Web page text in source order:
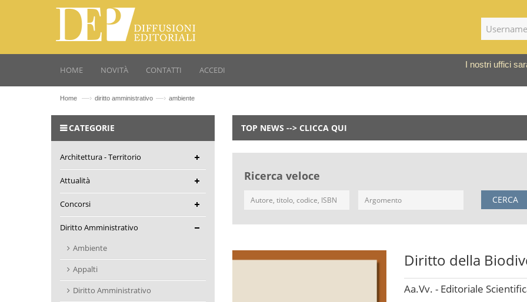
HOME NOVITÀ CONTATTI ACCEDI
I nostri uffici
Home —› diritto amministrativo —› ambiente
TOP NEWS --> CLICCA QUI
Ricerca veloce
CERCA
Diritto della
Aa.Vv. - Editoriale
CATEGORIE
Architettura - Territorio
Attualità
Concorsi
Diritto Amministrativo
Ambiente
Appalti
Diritto Amministrativo